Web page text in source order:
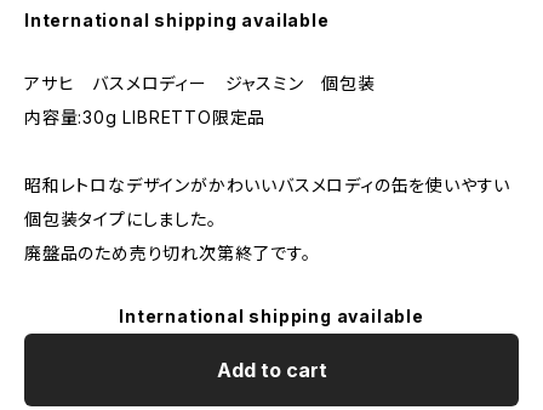
International shipping available
アサヒ バスメロディー ジャスミン 個包装
内容量:30g LIBRETTO限定品
昭和レトロなデザインがかわいいバスメロディの缶を使いやすい
個包装タイプにしました。
廃盤品のため売り切れ次第終了です。
International shipping available
Add to cart